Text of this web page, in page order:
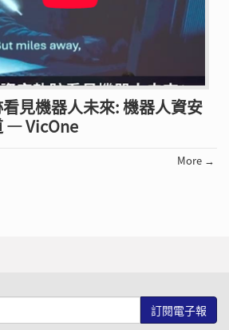
見機器人未來: 機器人資安
— VicOne
More →